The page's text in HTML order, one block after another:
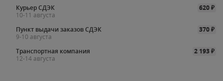
Курьер СДЭК
620₽
10-11 августа
Пункт выдачи заказов СДЭК
370₽
9-10 августа
Транспортная компания
2 193₽
12-14 августа